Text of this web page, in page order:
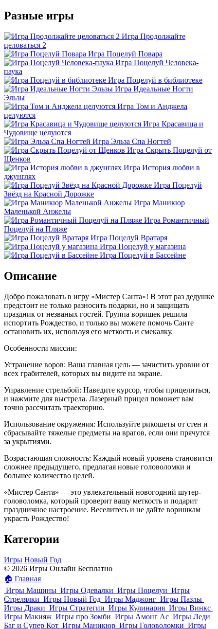
Разные игры
Игра Продолжайте
целоваться 2
Игра Поцелуй Повара
Игра Поцелуй Человека-
паука
Игра Поцелуй в библиотеке
Игра Идеальные Ногти
Эльзы
Игра Том и Анджела
целуются
Игра Красавица и
Чудовище целуются
Игра Эльза Спа Ногтей
Игра Скрыть Поцелуй от
Щенков
Игра История любви в
джунглях
Игра Поцелуй
Звёзд на Красной Дорожке
Игра Маникюр
Маленькой Анжелы
Игра Романтичный
Поцелуй на Пляже
Игра Поцелуй Вратаря
Игра Поцелуй у магазина
Игра Поцелуй в Бассейне
Описание
Добро пожаловать в игру «Мистер Санта»! В этот раз дедушке
предстоит не только разносить подарки, но и защищать
праздник от незваных гостей. Группа воришек решила
испортить Рождество, и только вы можете помочь Санте
остановить их, используя его меткость и смекалку.
Особенности миссии:
Устранение воров: Ваша главная цель — зачистить уровни от
всех грабителей, которых вы видите на экране.
Управление стрельбой: Наведите курсор, чтобы прицелиться,
и нажмите для выстрела. Лазерный прицел поможет вам
точно рассчитать траекторию.
Использование окружения: Используйте рикошеты от стен и
сбрасывайте тяжелые предметы на врагов, если они прячутся
за укрытиями.
Возрастающая сложность: Каждый новый уровень становится
сложнее предыдущего, предлагая новые головоломки и
большее количество целей.
«Мистер Санта» — это увлекательный новогодний шутер-
головоломка, который проверит вашу меткость и подарит
праздничное настроение. Веселитесь и не дайте воришкам
украсть Рождество!
Категории
Игры Новый Год
© 2026 Игры Онлайн Бесплатно
🏠 Главная
Игры Машины Игры Одевалки Игры Поцелуи Игры
Стрелялки Игры Новый Год Игры Маджонг Игры Пазлы
Игры Драки Игры Стратегии Игры Кулинария Игры Винкс
Игры Макияж Игры про Зомби Игры Амонг Ас Игры Леди
Баг и Супер Кот Игры Маникюр Игры Головоломки Игры